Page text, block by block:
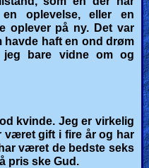
oplevelse, eller en
oplever på ny. Det var
havde haft en ond drøm
bare vidne om og
kvinde. Jeg er virkelig
været gift i fire år og har
været de bedste seks
pris ske Gud.